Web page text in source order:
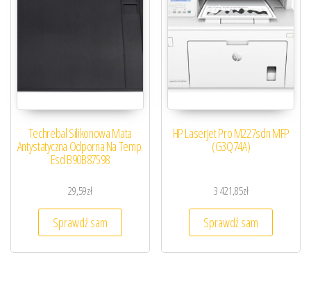
Techrebal Silikonowa Mata
Antystatyczna Odporna Na Temp.
Esd B90B87598
29,59zł
Sprawdź sam
HP LaserJet Pro M227sdn MFP
(G3Q74A)
3 421,85zł
Sprawdź sam